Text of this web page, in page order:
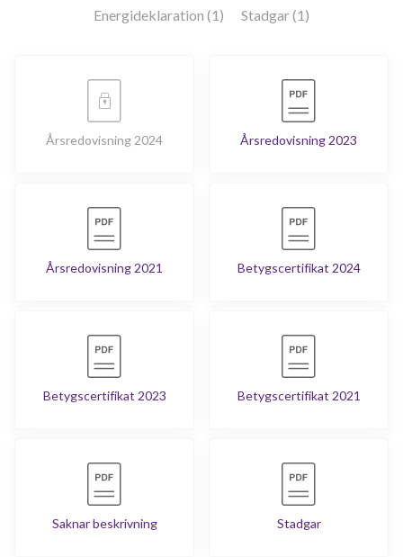
Energideklaration (1)
Stadgar (1)
Årsredovisning 2024 Årsredovisning 2023
Årsredovisning 2021 Betygscertifikat 2024
Betygscertifikat 2023 Betygscertifikat 2021
Saknar beskrivning Stadgar